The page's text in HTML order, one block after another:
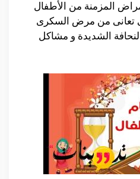
المزمنة من الأطفال
تعانى من مرض السكرى
الشديدة و مشاكل